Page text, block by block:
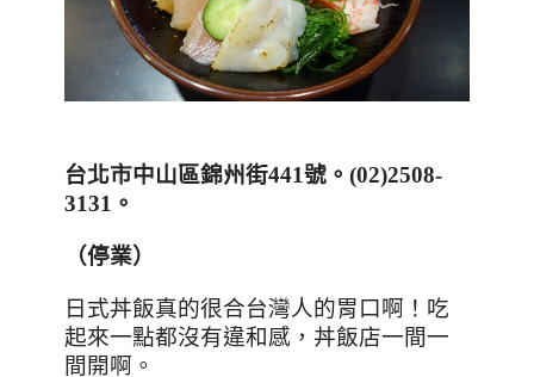
台北市中山區錦州街441號。(02)2508-
3131。
（停業）
日式丼飯真的很合台灣人的胃口啊！吃
起來一點都沒有違和感，丼飯店一間一
間開啊。